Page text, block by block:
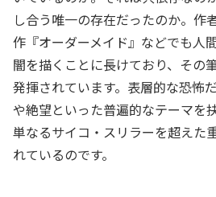
し合う唯一の存在だったのか。作
作『オーダーメイド』などでも人
闇を描くことに長けており、その
発揮されています。表層的な恐怖
や絶望といった普遍的なテーマを
単なるサイコ・スリラーを超えた
れているのです。